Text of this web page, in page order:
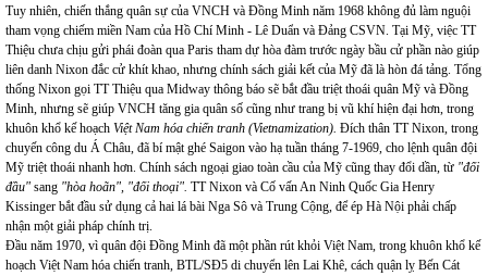
Tuy nhiên, chiến thắng quân sự của VNCH và Đồng Minh năm 1968 không đủ làm nguội
tham vọng chiếm miền Nam của Hồ Chí Minh - Lê Duẩn và Đảng CSVN. Tại Mỹ, việc TT
Thiệu chưa chịu gửi phái đoàn qua Paris tham dự hòa đàm trước ngày bầu cử phần nào giúp
liên danh Nixon đắc cử khít khao, nhưng chính sách giải kết của Mỹ đã là hòn đá tảng. Tổng
thống Nixon gọi TT Thiệu qua Midway thông báo sẽ bắt đầu triệt thoái quân Mỹ và Đồng
Minh, nhưng sẽ giúp VNCH tăng gia quân số cũng như trang bị vũ khí hiện đại hơn, trong
khuôn khổ kế hoạch Việt Nam hóa chiến tranh (Vietnamization). Đích thân TT Nixon, trong
chuyến công du Á Châu, đã bí mật ghé Saigon vào hạ tuần tháng 7-1969, cho lệnh quân đội
Mỹ triệt thoái nhanh hơn. Chính sách ngoại giao toàn cầu của Mỹ cũng thay đổi dần, từ "đối
đầu" sang "hòa hoãn", "đối thoại". TT Nixon và Cố vấn An Ninh Quốc Gia Henry
Kissinger bắt đầu sử dụng cả hai lá bài Nga Sô và Trung Cộng, để ép Hà Nội phải chấp
nhận một giải pháp chính trị.
Đầu năm 1970, vì quân đội Đồng Minh đã một phần rút khỏi Việt Nam, trong khuôn khổ kế
hoạch Việt Nam hóa chiến tranh, BTL/SĐ5 di chuyển lên Lai Khê, cách quận lỵ Bến Cát